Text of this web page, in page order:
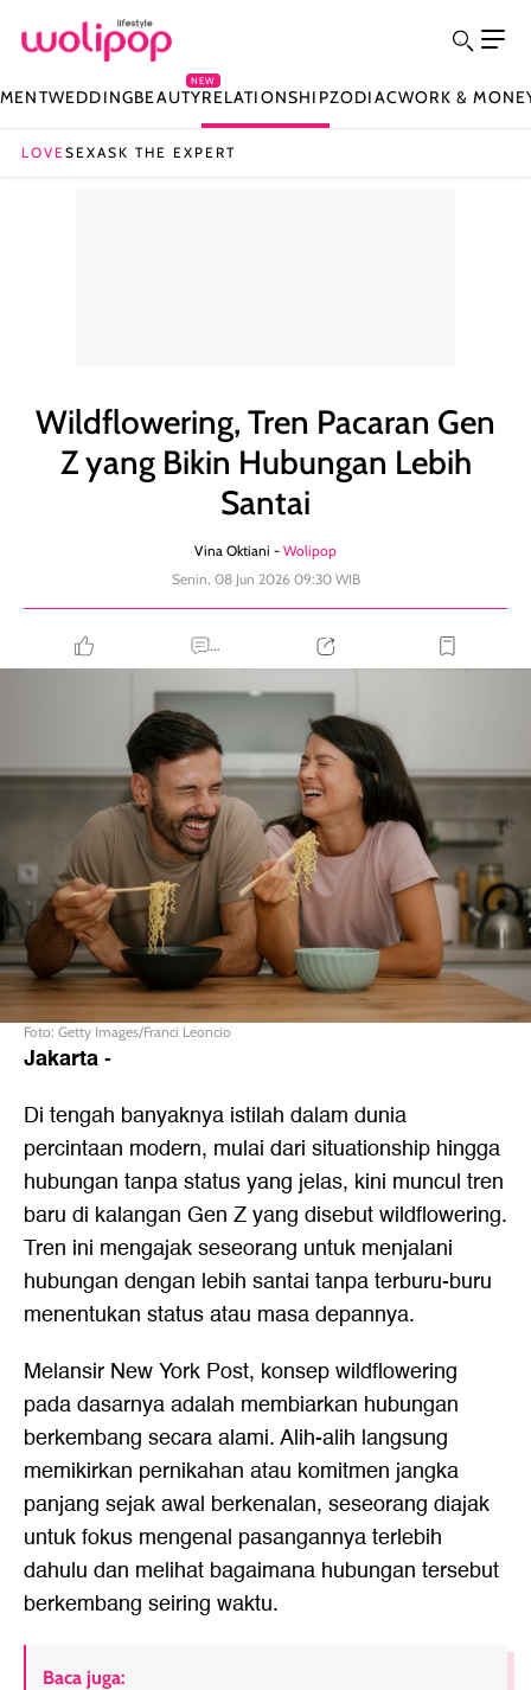
WEDDINGBEAUTY
NEW
RELATIONSHIPZODIACWORK &
LOVESEXASK THE EXPERT
Wildflowering, Tren Pacaran Gen
Z yang Bikin Hubungan Lebih
Santai
Vina Oktiani - Wolipop
Senin, 08 Jun 2026 09:30 WIB
...
Foto: Getty Images/Franci Leoncio
Jakarta-
Di tengah banyaknya istilah dalam dunia
percintaan modern, mulai dari situationship hingga
hubungan tanpa status yang jelas, kini muncul tren
baru di kalangan Gen Z yang disebut wildflowering.
Tren ini mengajak seseorang untuk menjalani
hubungan dengan lebih santai tanpa terburu-buru
menentukan status atau masa depannya.
Melansir New York Post, konsep wildflowering
pada dasarnya adalah membiarkan hubungan
berkembang secara alami. Alih-alih langsung
memikirkan pernikahan atau komitmen jangka
panjang sejak awal berkenalan, seseorang diajak
untuk fokus mengenal pasangannya terlebih
dahulu dan melihat bagaimana hubungan tersebut
berkembang seiring waktu.
Baca juga: